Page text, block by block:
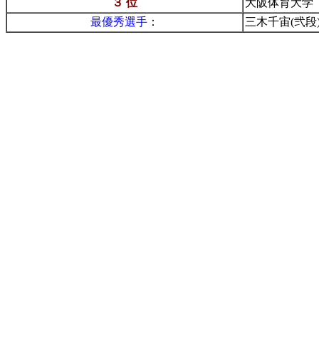
３ 位
大阪体育大学
最優秀選手 ： 三木千宙(弐